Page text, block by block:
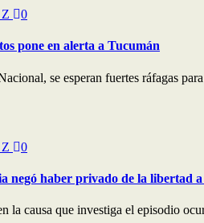
0
pone en alerta a Tucumán
se esperan fuertes ráfagas
0
negó haber privado de la libertad
la causa que investiga el episodio